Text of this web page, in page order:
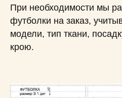
При необходимости мы
футболки на заказ,
модели, тип ткани,
крою.